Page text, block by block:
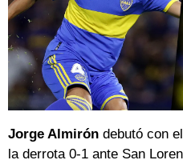
Jorge Almirón debutó con
la derrota 0-1 ante San